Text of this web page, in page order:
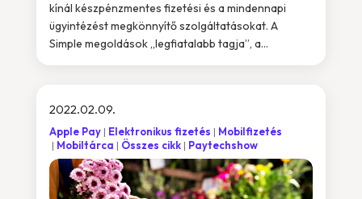
kínál készpénzmentes fizetési és a mindennapi
ügyintézést megkönnyítő szolgáltatásokat. A
Simple megoldások „legfiatalabb tagja”, a...
2022.02.09.
Apple Pay Elektronikus fizetés
Mobilfizetés
Mobiltárca
Összes cikk Paytechshow